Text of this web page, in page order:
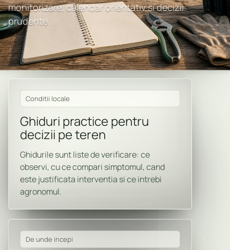
monitorizare, calendar orientativ si decizii
prudente.
Conditii locale
Ghiduri practice pentru
decizii pe teren
Ghidurile sunt liste de verificare: ce
observi, cu ce compari simptomul, cand
este justificata interventia si ce intrebi
agronomul.
De unde incepi